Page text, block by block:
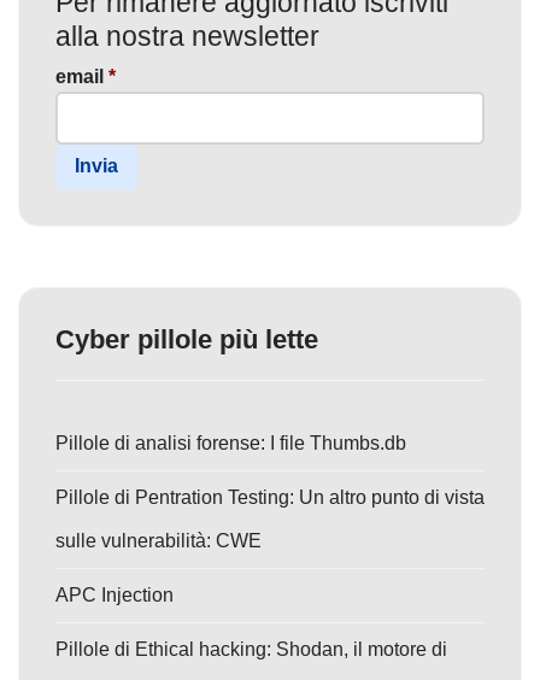
alla nostra newsletter
email *
Invia
Cyber pillole più lette
Pillole di analisi forense: I file Thumbs.db
Pillole di Pentration Testing: Un altro punto di vista
sulle vulnerabilità: CWE
APC Injection
Pillole di Ethical hacking: Shodan, il motore di